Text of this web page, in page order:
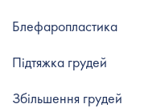
Блефаропластика
Підтяжка грудей
Збільшення грудей